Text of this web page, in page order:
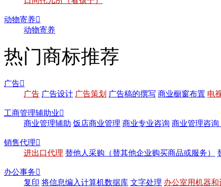
动物寄养
动物寄养
热门商标推荐
广告
广告 广告设计 广告策划 广告稿的撰写 商业橱窗布置 电
工商管理辅助业
商业管理辅助 饭店商业管理 商业专业咨询 商业管理咨询
销售代理
进出口代理 替他人采购（替其他企业购买商品或服务）
办公事务
复印 将信息编入计算机数据库 文字处理 办公室用机器